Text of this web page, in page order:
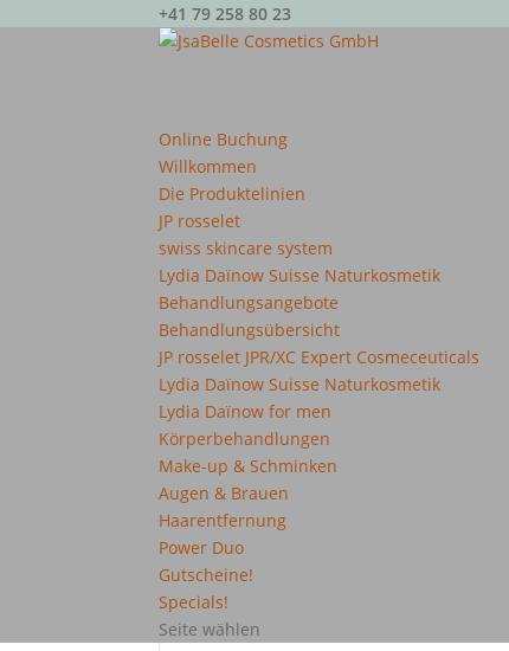
+41 79 258 80 23
Online Buchung
Willkommen
Die Produktelinien
JP rosselet
swiss skincare system
Lydia Daïnow Suisse Naturkosmetik
Behandlungsangebote
Behandlungsübersicht
JP rosselet JPR/XC Expert Cosmeceuticals
Lydia Daïnow Suisse Naturkosmetik
Lydia Daïnow for men
Körperbehandlungen
Make-up & Schminken
Augen & Brauen
Haarentfernung
Power Duo
Gutscheine!
Specials!
Seite wählen